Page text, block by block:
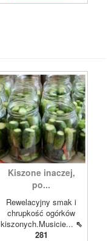
Kiszone inaczej,
po...
Rewelacyjny smak i
chrupkość ogórków
kiszonych.Musicie... ⇖
281